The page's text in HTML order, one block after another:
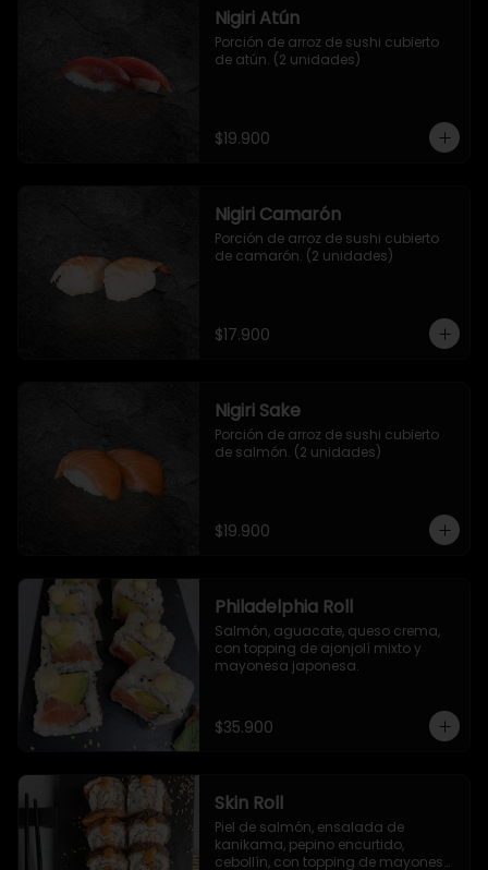
Nigiri Atún
Porción de arroz de sushi cubierto
de atún. (2 unidades)
$19.900
Nigiri Camarón
Porción de arroz de sushi cubierto
de camarón. (2 unidades)
$17.900
Nigiri Sake
Porción de arroz de sushi cubierto
de salmón. (2 unidades)
$19.900
Philadelphia Roll
Salmón, aguacate, queso crema,
con topping de ajonjolí mixto y
mayonesa japonesa.
$35.900
Skin Roll
Piel de salmón, ensalada de
kanikama, pepino encurtido,
cebollín, con topping de mayonesa